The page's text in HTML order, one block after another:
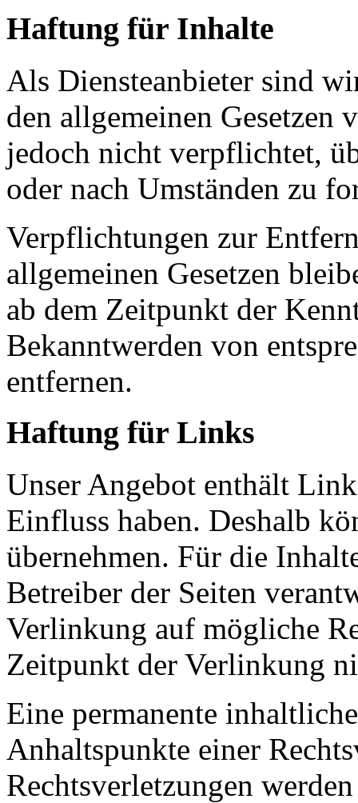
Haftung für Inhalte
Als Diensteanbieter sind
den allgemeinen
jedoch nicht verpflichtet,
oder nach Umständen zu
Verpflichtungen zur
allgemeinen Gesetzen
ab dem Zeitpunkt der
Bekanntwerden von
entfernen.
Haftung für Links
Unser Angebot enthält
Einfluss haben. Deshalb
übernehmen. Für die
Betreiber der Seiten
Verlinkung auf mögliche
Zeitpunkt der Verlinkung
Eine permanente
Anhaltspunkte einer
Rechtsverletzungen